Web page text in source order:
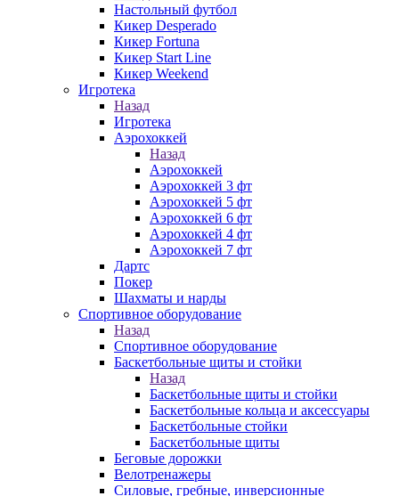
Настольный футбол
Кикер Desperado
Кикер Fortuna
Кикер Start Line
Кикер Weekend
Игротека
Назад
Игротека
Аэрохоккей
Назад
Аэрохоккей
Аэрохоккей 3 фт
Аэрохоккей 5 фт
Аэрохоккей 6 фт
Аэрохоккей 4 фт
Аэрохоккей 7 фт
Дартс
Покер
Шахматы и нарды
Спортивное оборудование
Назад
Спортивное оборудование
Баскетбольные щиты и стойки
Назад
Баскетбольные щиты и стойки
Баскетбольные кольца и аксессуары
Баскетбольные стойки
Баскетбольные щиты
Беговые дорожки
Велотренажеры
Силовые, гребные, инверсионные